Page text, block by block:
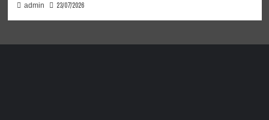
admin 23/07/2026